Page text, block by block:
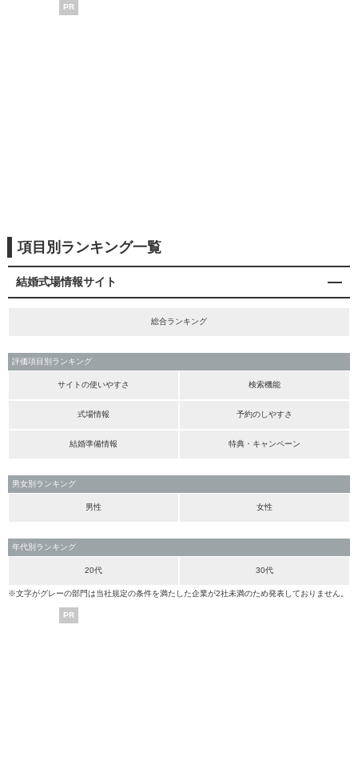
PR
項目別ランキング一覧
結婚式場情報サイト
総合ランキング
評価項目別ランキング
サイトの使いやすさ 検索機能
式場情報 予約のしやすさ
結婚準備情報 特典・キャンペーン
男女別ランキング
男性 女性
年代別ランキング
20代 30代
※文字がグレーの部門は当社規定の条件を満たした企業が2社未満のため発表しておりません。
PR